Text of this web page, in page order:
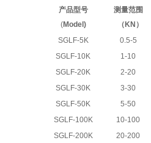
产品型号
(Model)
测量范围
（ KN ）
SGLF-5K
0.5-5
SGLF-10K
1-10
SGLF-20K
2-20
SGLF-30K
3-30
SGLF-50K
5-50
SGLF-100K
10-100
SGLF-200K
20-200